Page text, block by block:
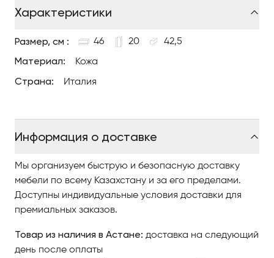
Характеристики
Размер, см : 46 20 42,5
Материал: Кожа
Страна: Италия
Информация о доставке
Мы организуем быструю и безопасную доставку
мебели по всему Казахстану и за его пределами.
Доступны индивидуальные условия доставки для
премиальных заказов.
Товар из наличия в Астане: доставка на следующий
день после оплаты